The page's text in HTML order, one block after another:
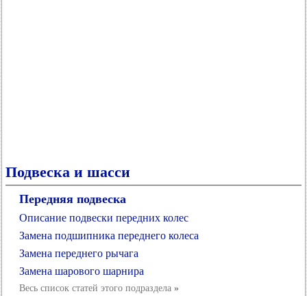
Подвеска и шасси
Передняя подвеска
Описание подвески передних колес
Замена подшипника переднего колеса
Замена переднего рычага
Замена шарового шарнира
Весь список статей этого подраздела »